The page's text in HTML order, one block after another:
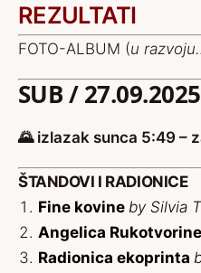
REZULTATI
FOTO-ALBUM (u
SUB /
🌄 izlazak sunca 5:49 –
ŠTANDOVI I RADIONICE
Fine kovine by Silvia
Angelica
Radionica ekoprinta